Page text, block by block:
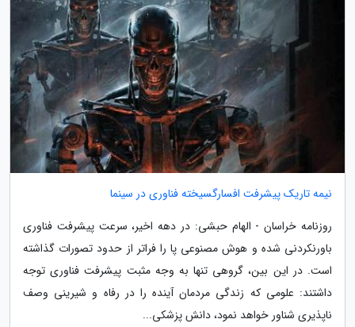
نیمه تاریک پیشرفت افسارگسیخته فناوری در سینما
روزنامه خراسان - الهام حبشی: در دهه اخیر، سرعت پیشرفت فناوری
باورنکردنی شده و هوش مصنوعی پا را فراتر از حدود تصورات گذاشته
است. در این بین، گروهی تنها به وجه مثبت پیشرفت فناوری توجه
داشتند: علومی که زندگی مردمان آینده را در رفاه و شیرینی وصف
ناپذیری شناور خواهد نمود، دانش پزشکی...